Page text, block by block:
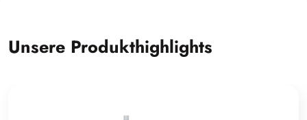
Unsere Produkthighlights